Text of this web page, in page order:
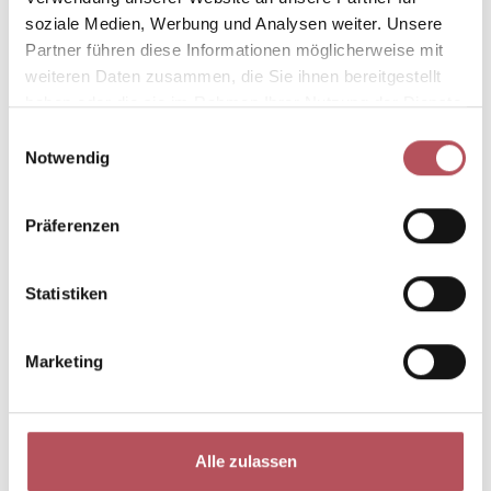
soziale Medien, Werbung und Analysen weiter. Unsere
Partner führen diese Informationen möglicherweise mit
weiteren Daten zusammen, die Sie ihnen bereitgestellt
haben oder die sie im Rahmen Ihrer Nutzung der Dienste
Notwendig
Präferenzen
Statistiken
Marketing
Alle zulassen